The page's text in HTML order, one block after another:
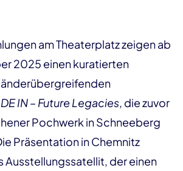
am Theaterplatz zeigen ab
2025 einen kuratierten
IN – Future Legacies , die zuvor
Pochwerk in Schneeberg
Präsentation in Chemnitz
Ausstellungssatellit, der einen